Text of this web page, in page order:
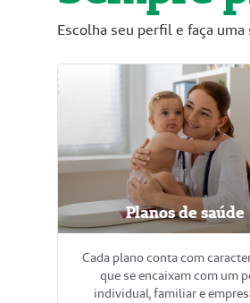
Escolha seu perfil e faça
Planos de saúde
Cada plano conta com
que se encaixam com um
individual, familiar e